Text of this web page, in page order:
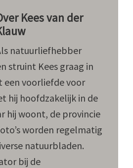
Kees van der
natuurliefhebber
struint Kees graag in
een voorliefde voor
hij hoofdzakelijk in de
hij woont, de provincie
worden regelmatig
natuurbladen.
bij de